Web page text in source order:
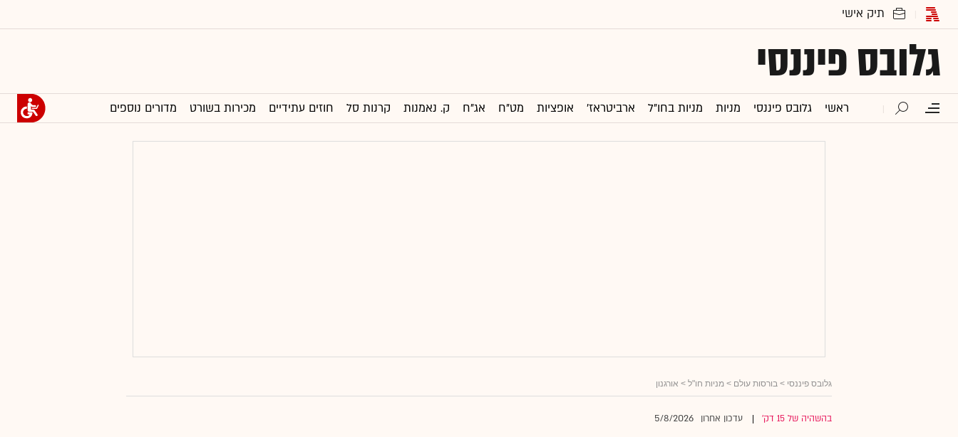
גלובס פיננסי
ראשי גלובס פיננסי מניות מניות בחו"ל ארביטראז' אופציות מט"ח אג"ח ק. נאמנות קרנות סל חוזים עתידיים מכירות בשורט מדורים נוספים
גלובס פיננסי > בורסות עולם > מניות חו"ל > אורגנון
בהשהיה של 15 דק' עדכון אחרון 5/8/2026